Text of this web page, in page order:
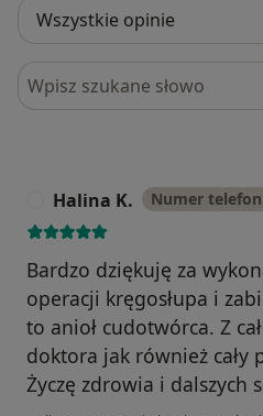
Szukaj w opiniach
Halina K. Numer
Bardzo dziękuję za
operacji kręgosłupa i
to anioł cudotwórca. Z
doktora jak również cały
Życzę zdrowia i dalszych